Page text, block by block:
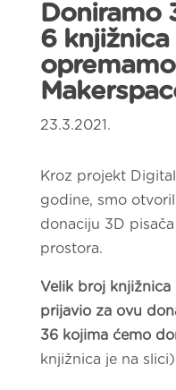
Doniramo
6
23.3.2021.
Kroz projekt
godine, smo
donaciju 3D
prostora.
Velik broj
prijavio za ovu
36 kojima ćemo
knjižnica je na